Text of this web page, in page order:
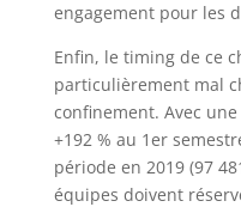
engagement pour les
Enfin, le timing de ce
particulièrement mal
confinement. Avec
+192 % au 1er
période en 2019 (97
équipes doivent